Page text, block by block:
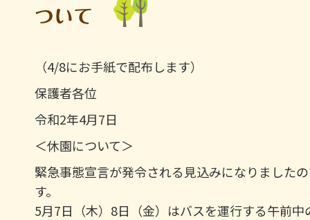
ついて
（4/8にお手紙で配布します）
保護者各位
令和2年4月7日
＜休園について＞
緊急事態宣言が発令される見込みになりました
す。
5月7日（木）8日（金）はバスを運行する午前